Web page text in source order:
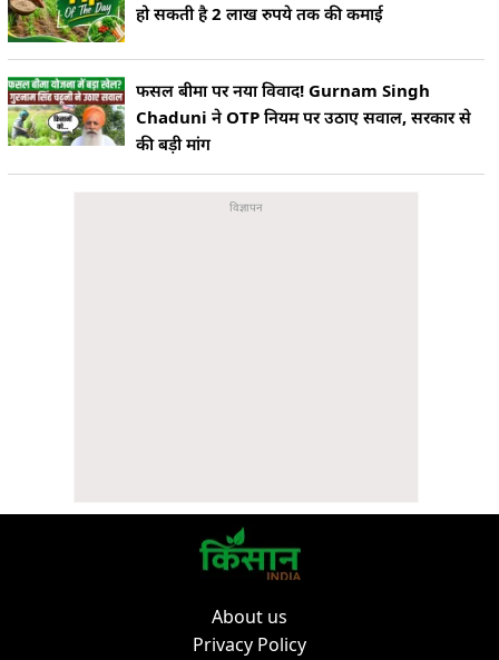
हो सकती है 2 लाख रुपये तक की कमाई
फसल बीमा पर नया विवाद! Gurnam Singh
Chaduni ने OTP नियम पर उठाए सवाल, सरकार से
की बड़ी मांग
About us
Privacy Policy